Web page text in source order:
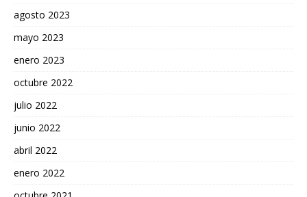
agosto 2023
mayo 2023
enero 2023
octubre 2022
julio 2022
junio 2022
abril 2022
enero 2022